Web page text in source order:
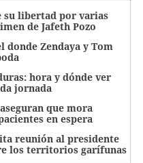
su libertad por varias
de Jafeth Pozo
donde Zendaya y Tom
hora y dónde ver
jornada
que mora
en espera
reunión al presidente
los territorios garífunas